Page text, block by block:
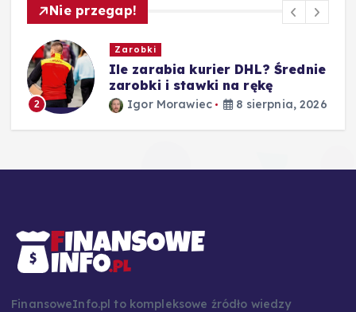
Nie przegap!
Zarobki
Ile zarabia nauczyciel
matematyki – średnie zarobki
według stażu